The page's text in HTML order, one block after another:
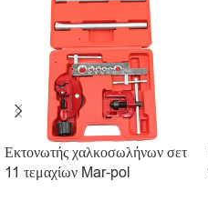
Εκτονωτής χαλκοσωλήνων σετ
11 τεμαχίων Mar-pol